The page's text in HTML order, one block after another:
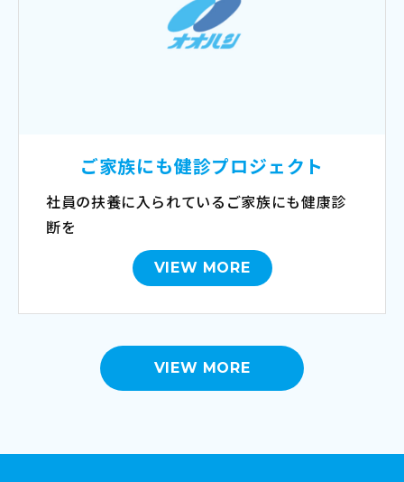
ご家族にも健診プロジェクト
社員の扶養に入られているご家族にも健康診
断を
VIEW MORE
VIEW MORE